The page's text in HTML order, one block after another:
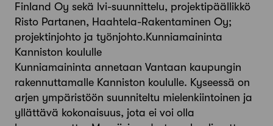
Finland Oy sekä lvi-suunnittelu, projektipäällikkö
Risto Partanen, Haahtela-Rakentaminen Oy;
projektinjohto ja työnjohto.Kunniamaininta
Kanniston koululle
Kunniamaininta annetaan Vantaan kaupungin
rakennuttamalle Kanniston koululle. Kyseessä on
arjen ympäristöön suunniteltu mielenkiintoinen ja
yllättävä kokonaisuus, jota ei voi olla